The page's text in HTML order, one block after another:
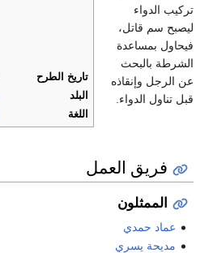
تاريخ الطرح
البلد
اللغة
تركيب الدواء
ليصبح سم قاتل،
فيحاول بمساعدة
الشرطة بالبحث
عن الرجل وإنقاذه
قبل تناول الدواء.
فريق العمل
الممثلون
عماد حمدي
مديحة يسري